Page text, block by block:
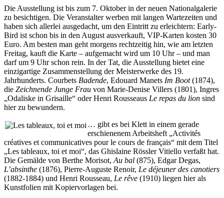
Die Ausstellung ist bis zum 7. Oktober in der neuen Nationalgalerie
zu besichtigen. Die Veranstalter werben mit langen Wartezeiten und
haben sich allerlei ausgedacht, um den Eintritt zu erleichtern: Early-
Bird ist schon bis in den August ausverkauft, VIP-Karten kosten 30
Euro. Am besten man geht morgens rechtzeitig hin, wie am letzten
Freitag, kauft die Karte – aufgemacht wird um 10 Uhr – und man
darf um 9 Uhr schon rein. In der Tat, die Ausstellung bietet eine
einzigartige Zusammenstellung der Meisterwerke des 19.
Jahrhunderts. Courbets Badende, Edouard Manets Im Boot(1874),
die Zeichnende Junge Frau von Marie-Denise Villers (1801), Ingres
„Odaliske in Grisaille“ oder Henri Rousseaus Le repas du lion sind
hier zu bewundern.
… gibt es bei Klett in einem gerade
erschienenem Arbeitsheft „Activités
créatives et communicatives pour le cours de français“ mit dem Titel
„Les tableaux, toi et moi“, das Ghislaine Rössler Vitiello verfaßt hat.
Die Gemälde von Berthe Morisot, Au bal (875), Edgar Degas,
L’absinthe (1876), Pierre-Auguste Renoir, Le déjeuner des canotiers
(1882-1884) und Henri Rousseau, Le rêve (1910) liegen hier als
Kunstfolien mit Kopiervorlagen bei.